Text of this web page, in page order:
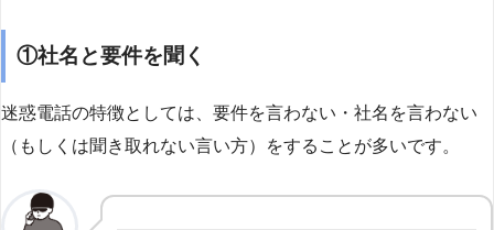
①社名と要件を聞く
迷惑電話の特徴としては、要件を言わない・社名を言わない
（もしくは聞き取れない言い方）をすることが多いです。